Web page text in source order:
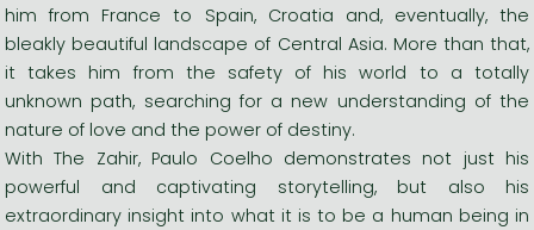
him from France to Spain, Croatia and, eventually, the
bleakly beautiful landscape of Central Asia. More than that,
it takes him from the safety of his world to a totally
unknown path, searching for a new understanding of the
nature of love and the power of destiny.
With The Zahir, Paulo Coelho demonstrates not just his
powerful and captivating storytelling, but also his
extraordinary insight into what it is to be a human being in